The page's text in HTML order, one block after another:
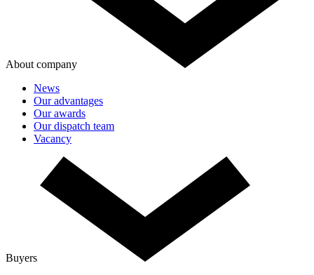
About company
News
Our advantages
Our awards
Our dispatch team
Vacancy
Buyers